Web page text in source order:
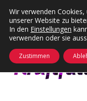
Wir verwenden
unserer Website zu
In den Einstellungen
verwenden oder sie
Zustimmen